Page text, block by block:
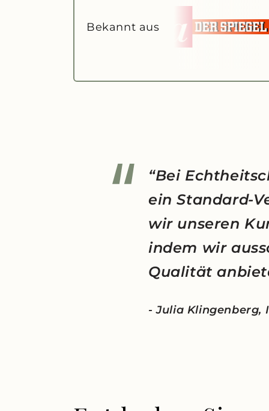
Bekannt aus
“Bei
ein Standard-
wir unseren
indem wir
Qualität
- Julia Klingenberg,